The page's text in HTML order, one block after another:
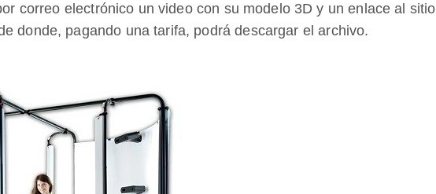
correo electrónico un video con su modelo 3D y un enlace al sitio
donde, pagando una tarifa, podrá descargar el archivo.